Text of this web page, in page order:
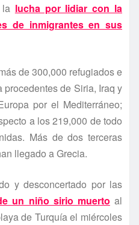
lucha por lidiar con la
de inmigrantes en sus
de 300,000 refugiados e
de Siria, Iraq y
por el Mediterráneo;
a los 219,000 de todo
Más de dos terceras
llegado a Grecia.
y desconcertado por las
un niño sirio muerto al
de Turquí­a el miércoles